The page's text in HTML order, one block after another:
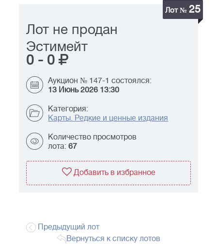
Лот № 25
Лот не продан
Эстимейт
0 - 0
Аукцион № 147-1 состоялся:
13 Июнь 2026 13:30
Категория:
Карты. Редкие и ценные издания
Количество просмотров
лота: 67
Добавить в избранное
Предыдущий лот
Вернуться к списку лотов